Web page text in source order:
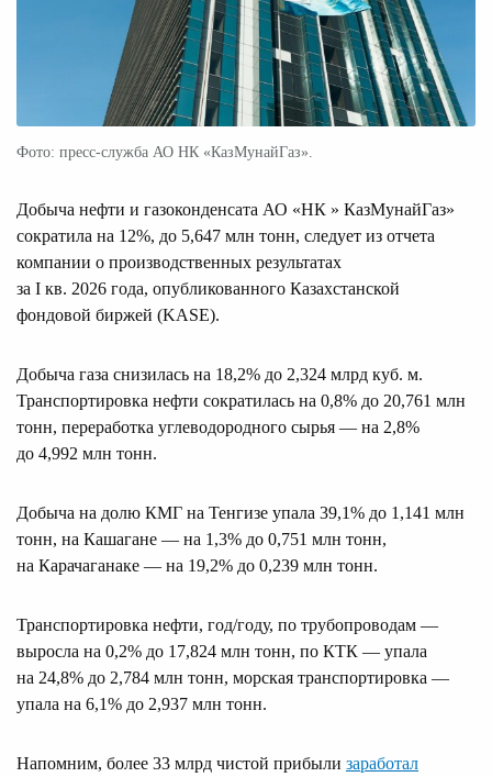
Фото: пресс-служба АО НК «КазМунайГаз».
Добыча нефти и газоконденсата АО «НК » КазМунайГаз»
сократила на 12%, до 5,647 млн тонн, следует из отчета
компании о производственных результатах
за I кв. 2026 года, опубликованного Казахстанской
фондовой биржей (KASE).
Добыча газа снизилась на 18,2% до 2,324 млрд куб. м.
Транспортировка нефти сократилась на 0,8% до 20,761 млн
тонн, переработка углеводородного сырья — на 2,8%
до 4,992 млн тонн.
Добыча на долю КМГ на Тенгизе упала 39,1% до 1,141 млн
тонн, на Кашагане — на 1,3% до 0,751 млн тонн,
на Карачаганаке — на 19,2% до 0,239 млн тонн.
Транспортировка нефти, год/году, по трубопроводам —
выросла на 0,2% до 17,824 млн тонн, по КТК — упала
на 24,8% до 2,784 млн тонн, морская транспортировка —
упала на 6,1% до 2,937 млн тонн.
Напомним, более 33 млрд чистой прибыли заработал